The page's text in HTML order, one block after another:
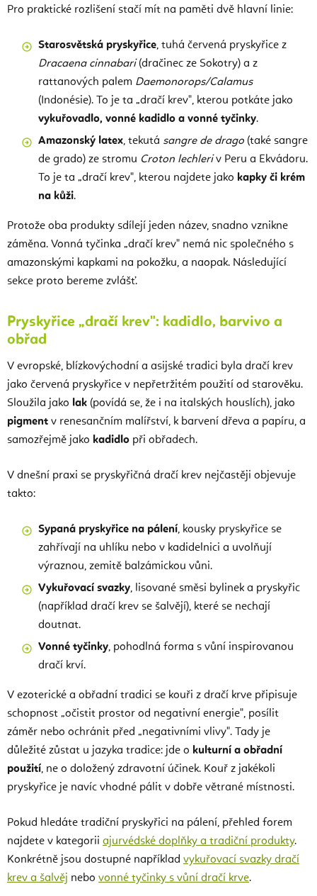
Pro praktické rozlišení stačí mít na paměti dvě hlavní linie:
Starosvětská pryskyřice, tuhá červená pryskyřice z
Dracaena cinnabari(dračinec ze Sokotry) a z
rattanových palem Daemonorops/Calamus
(Indonésie). To je ta „dračí krev", kterou potkáte jako
vykuřovadlo, vonné kadidlo a vonné tyčinky.
Amazonský latex, tekutá sangre de drago (také sangre
de grado) ze stromu Croton lechleriv Peru a Ekvádoru.
To je ta „dračí krev", kterou najdete jako kapky či krém
na kůži.
Protože oba produkty sdílejí jeden název, snadno vznikne
záměna. Vonná tyčinka „dračí krev" nemá nic společného s
amazonskými kapkami na pokožku, a naopak. Následující
sekce proto bereme zvlášť.
Pryskyřice „dračí krev": kadidlo, barvivo a
obřad
V evropské, blízkovýchodní a asijské tradici byla dračí krev
jako červená pryskyřice v nepřetržitém použití od starověku.
Sloužila jako lak (povídá se, že i na italských houslích), jako
pigment v renesančním malířství, k barvení dřeva a papíru, a
samozřejmě jako kadidlo při obřadech.
V dnešní praxi se pryskyřičná dračí krev nejčastěji objevuje
takto:
Sypaná pryskyřice na pálení, kousky pryskyřice se
zahřívají na uhlíku nebo v kadidelnici a uvolňují
výraznou, zemitě balzámickou vůni.
Vykuřovací svazky, lisované směsi bylinek a pryskyřic
(například dračí krev se šalvějí), které se nechají
doutnat.
Vonné tyčinky, pohodlná forma s vůní inspirovanou
dračí krví.
V ezoterické a obřadní tradici se kouři z dračí krve připisuje
schopnost „očistit prostor od negativní energie", posílit
záměr nebo ochránit před „negativními vlivy". Tady je
důležité zůstat u jazyka tradice: jde o kulturní a obřadní
použití, ne o doložený zdravotní účinek. Kouř z jakékoli
pryskyřice je navíc vhodné pálit v dobře větrané místnosti.
Pokud hledáte tradiční pryskyřici na pálení, přehled forem
najdete v kategorii ajurvédské doplňky a tradiční produkty.
Konkrétně jsou dostupné například vykuřovací svazky dračí
krev a šalvěj nebo vonné tyčinky s vůní dračí krve.